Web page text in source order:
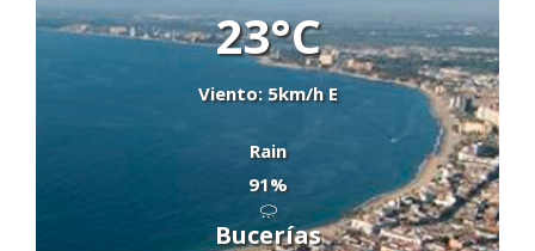
23°C
Viento: 5km/h E
Rain
91%
Bucerías